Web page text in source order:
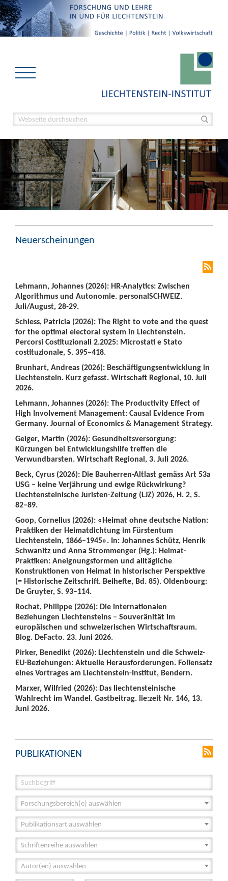
Neuerscheinungen
Lehmann, Johannes (2026): HR-Analytics: Zwischen
Algorithmus und Autonomie. personalSCHWEIZ.
Juli/August, 28-29.
Schiess, Patricia (2026): The Right to vote and the quest
for the optimal electoral system in Liechtenstein.
Percorsi Costituzionali 2.2025: Microstati e Stato
costituzionale, S. 395–418.
Brunhart, Andreas (2026): Beschäftigungsentwicklung in
Liechtenstein. Kurz gefasst. Wirtschaft Regional, 10. Juli
2026.
Lehmann, Johannes (2026): The Productivity Effect of
High Involvement Management: Causal Evidence From
Germany. Journal of Economics & Management Strategy.
Geiger, Martin (2026): Gesundheitsversorgung:
Kürzungen bei Entwicklungshilfe treffen die
Verwundbarsten. Wirtschaft Regional, 3. Juli 2026.
Beck, Cyrus (2026): Die Bauherren-Altlast gemäss Art 53a
USG – keine Verjährung und ewige Rückwirkung?
Liechtensteinische Juristen-Zeitung (LJZ) 2026, H. 2, S.
82–89.
Goop, Cornelius (2026): «Heimat ohne deutsche Nation:
Praktiken der Heimatdichtung im Fürstentum
Liechtenstein, 1866–1945». In: Johannes Schütz, Henrik
Schwanitz und Anna Strommenger (Hg.): Heimat-
Praktiken: Aneignungsformen und alltägliche
Konstruktionen von Heimat in historischer Perspektive
(= Historische Zeitschrift. Beihefte, Bd. 85). Oldenbourg:
De Gruyter, S. 93–114.
Rochat, Philippe (2026): Die internationalen
Beziehungen Liechtensteins – Souveränität im
europäischen und schweizerischen Wirtschaftsraum.
Blog. DeFacto. 23. Juni 2026.
Pirker, Benedikt (2026): Liechtenstein und die Schweiz-
EU-Beziehungen: Aktuelle Herausforderungen. Foliensatz
eines Vortrages am Liechtenstein-Institut, Bendern.
Marxer, Wilfried (2026): Das liechtensteinische
Wahlrecht im Wandel. Gastbeitrag. lie:zeit Nr. 146, 13.
Juni 2026.
PUBLIKATIONEN
Forschungsbereich(e) auswählen
Publikationsart auswählen
Schriftenreihe auswählen
Autor(en) auswählen